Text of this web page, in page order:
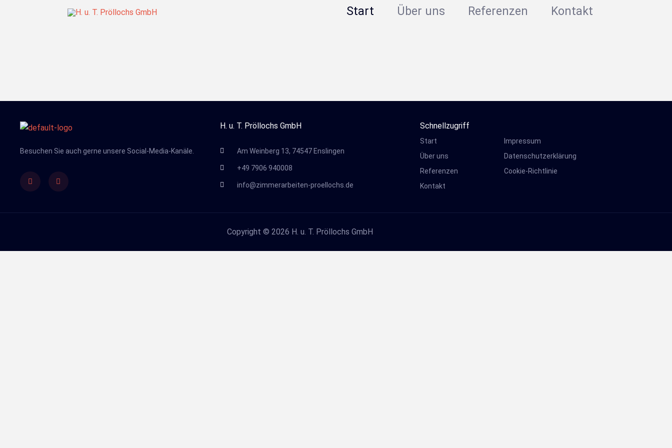
Start Über uns Referenzen Kontakt
Besuchen Sie auch gerne unsere Social-Media-Kanäle.
FacebookYoutube
H. u. T. Pröllochs GmbH
Am Weinberg 13, 74547 Enslingen
+49 7906 940008
info@zimmerarbeiten-proellochs.de
Schnellzugriff
Start
Über uns
Referenzen
Kontakt
Impressum
Datenschutzerklärung
Cookie-Richtlinie
Copyright © 2026 H. u. T. Pröllochs GmbH